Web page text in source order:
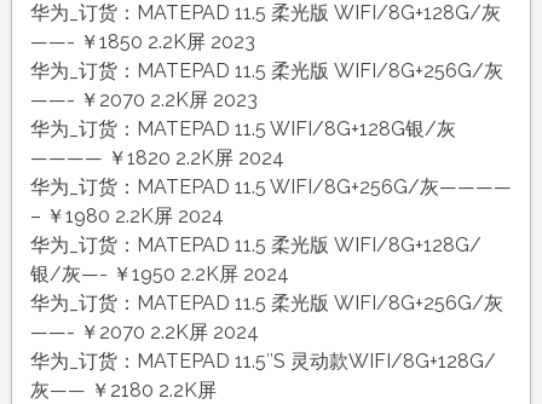
华为_订货：MATEPAD 11.5 柔光版 WIFI/8G+128G/灰
——- ￥1850 2.2K屏 2023
华为_订货：MATEPAD 11.5 柔光版 WIFI/8G+256G/灰
——- ￥2070 2.2K屏 2023
华为_订货：MATEPAD 11.5 WIFI/8G+128G银/灰
———— ￥1820 2.2K屏 2024
华为_订货：MATEPAD 11.5 WIFI/8G+256G/灰————
– ￥1980 2.2K屏 2024
华为_订货：MATEPAD 11.5 柔光版 WIFI/8G+128G/
银/灰—- ￥1950 2.2K屏 2024
华为_订货：MATEPAD 11.5 柔光版 WIFI/8G+256G/灰
——- ￥2070 2.2K屏 2024
华为_订货：MATEPAD 11.5″S 灵动款WIFI/8G+128G/
灰—— ￥2180 2.2K屏